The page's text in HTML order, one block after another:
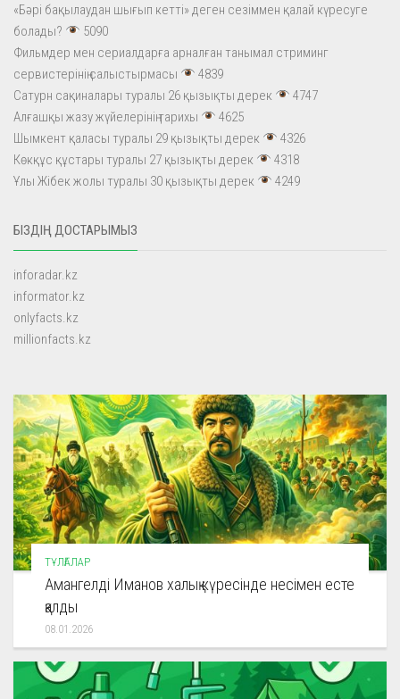
«Бәрі бақылаудан шығып кетті» деген сезіммен қалай күресуге
болады?
5090
Фильмдер мен сериалдарға арналған танымал стриминг
сервистерінің салыстырмасы
4839
Сатурн сақиналары туралы 26 қызықты дерек
4747
Алғашқы жазу жүйелерінің тарихы
4625
Шымкент қаласы туралы 29 қызықты дерек
4326
Көкқұс құстары туралы 27 қызықты дерек
4318
Ұлы Жібек жолы туралы 30 қызықты дерек
4249
БІЗДІҢ ДОСТАРЫМЫЗ
inforadar.kz
informator.kz
onlyfacts.kz
millionfacts.kz
ТҰЛҒАЛАР
Амангелді Иманов халық күресінде несімен есте
қалды
08.01.2026